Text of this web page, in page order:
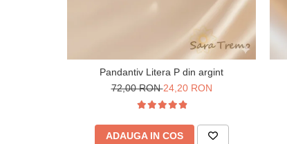
Pandantiv Litera P din argint
72,00 RON24,20 RON
ADAUGA IN COS